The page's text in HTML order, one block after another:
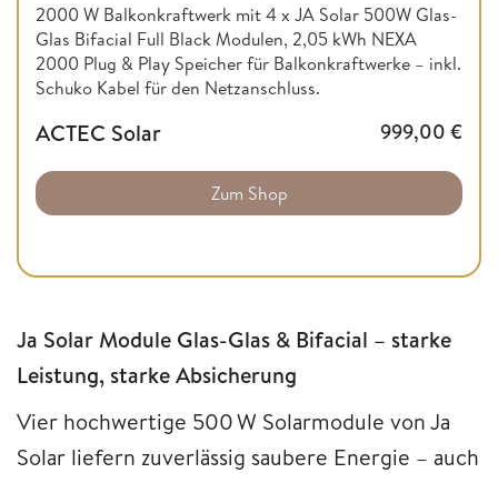
2000 W Balkonkraftwerk mit 4 x JA Solar 500W Glas-
Glas Bifacial Full Black Modulen, 2,05 kWh NEXA
2000 Plug & Play Speicher für Balkonkraftwerke – inkl.
Schuko Kabel für den Netzanschluss.
ACTEC Solar 999,00 €
Zum Shop
Ja Solar Module Glas-Glas & Bifacial – starke
Leistung, starke Absicherung
Vier hochwertige 500 W Solarmodule von Ja
Solar liefern zuverlässig saubere Energie – auch